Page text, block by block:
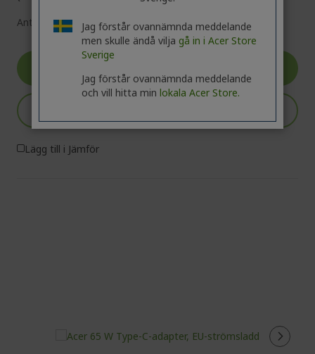
Antal:
Lägg till i Jämför
Jag förstår ovannämnda meddelande
men skulle ändå vilja gå in i Acer Store
Sverige
Jag förstår ovannämnda meddelande
och vill hitta min lokala Acer Store.